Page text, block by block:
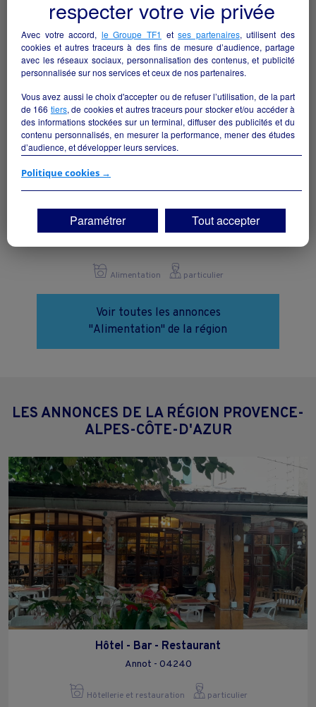
Alimentation particulier
Boulangerie pâtisserie
Bandol - 83150
Alimentation particulier
Voir toutes les annonces
"Alimentation" de la région
LES ANNONCES DE LA RÉGION PROVENCE-
ALPES-CÔTE-D'AZUR
Hôtel - Bar - Restaurant
Annot - 04240
Hôtellerie et restauration particulier
respecter votre vie privée
Avec votre accord, le Groupe TF1 etses partenaires, utilisent des
cookies et autres traceurs à des fins de mesure d’audience, partage
avec les réseaux sociaux, personnalisation des contenus, et publicité
personnalisée sur nos services et ceux de nos partenaires.
Vous avez aussi le choix d'accepter ou de refuser l’utilisation, de la part
de 166 tiers, de cookies et autres traceurs pour stocker et/ou accéder à
des informations stockées sur un terminal, diffuser des publicités et du
contenu personnalisés, en mesurer la performance, mener des études
d’audience, et développer leurs services.
Si vous continuez sans accepter, les fonctionnalités liées à la
vos centres d'intérêt. Seuls lescookies/traceurs techniquesseront
déposés et lus sur votre terminal.
Vous pouvez exprimer vos choix en cliquant sur "Tout accepter",
moment en cliquant sur le lien "Paramétrez vos choix" situé en bas de
Politique cookies →
Paramétrer Tout accepter